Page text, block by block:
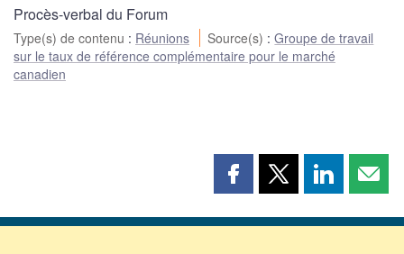
Procès-verbal du Forum
Type(s) de contenu : Réunions Source(s) :Groupe de travail
sur le taux de référence complémentaire pour le marché
canadien
Partager
page
Partager
page
Partager
page page